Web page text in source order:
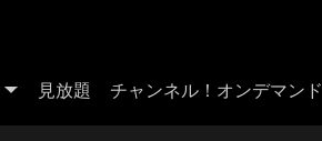
見放題 チャンネル！オンデマンド